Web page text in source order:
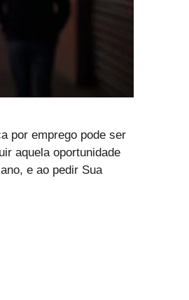
por emprego pode ser
aquela oportunidade
e ao pedir Sua